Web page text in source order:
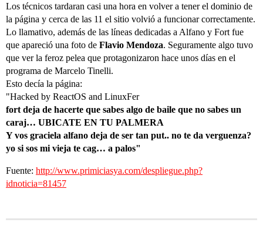
Los técnicos tardaran casi una hora en volver a tener el dominio de
la página y cerca de las 11 el sitio volvió a funcionar correctamente.
Lo llamativo, además de las líneas dedicadas a Alfano y Fort fue
que apareció una foto de Flavio Mendoza. Seguramente algo tuvo
que ver la feroz pelea que protagonizaron hace unos días en el
programa de Marcelo Tinelli.
Esto decía la página:
"Hacked by ReactOS and LinuxFer
fort deja de hacerte que sabes algo de baile que no sabes un
caraj… UBICATE EN TU PALMERA
Y vos graciela alfano deja de ser tan put.. no te da verguenza?
yo si sos mi vieja te cag… a palos"
Fuente: http://www.primiciasya.com/despliegue.php?
idnoticia=81457